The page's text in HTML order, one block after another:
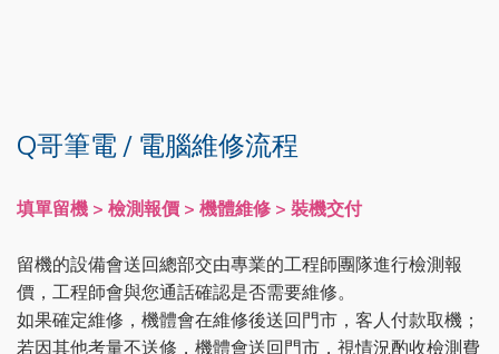
Q哥筆電 / 電腦維修流程
填單留機 > 檢測報價 > 機體維修 > 裝機交付
留機的設備會送回總部交由專業的工程師團隊進行檢測報
價，工程師會與您通話確認是否需要維修。
如果確定維修，機體會在維修後送回門市，客人付款取機；
若因其他考量不送修，機體會送回門市，視情況酌收檢測費